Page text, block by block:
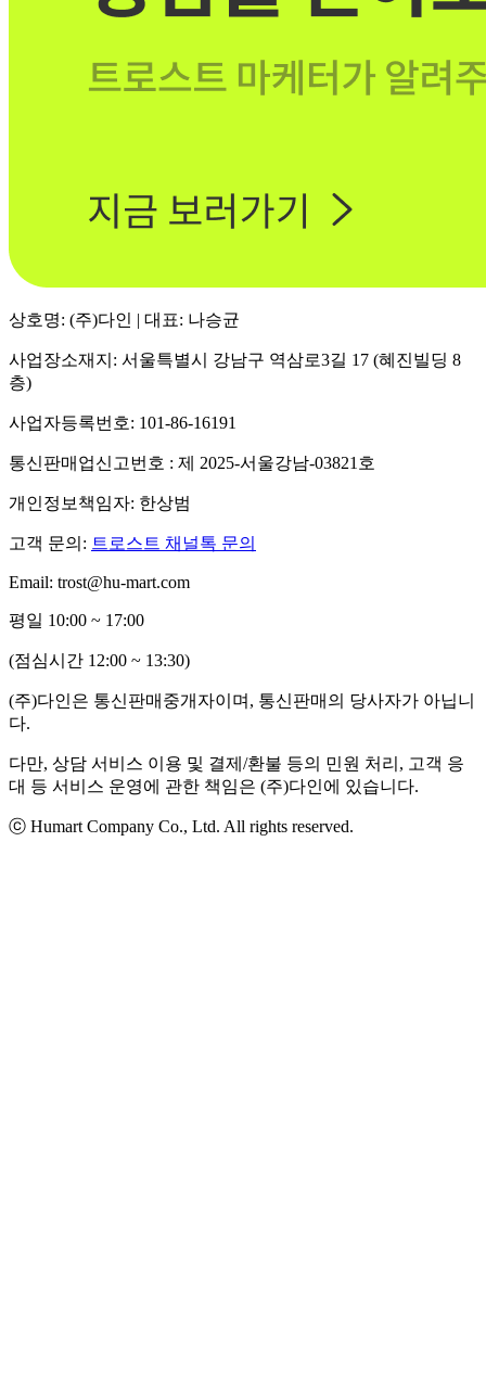
상호명: (주)다인 | 대표: 나승균
사업장소재지: 서울특별시 강남구 역삼로3길 17 (혜진빌딩 8
층)
사업자등록번호: 101-86-16191
통신판매업신고번호 : 제 2025-서울강남-03821호
개인정보책임자: 한상범
고객 문의: 트로스트 채널톡 문의
Email: trost@hu-mart.com
평일 10:00 ~ 17:00
(점심시간 12:00 ~ 13:30)
(주)다인은 통신판매중개자이며, 통신판매의 당사자가 아닙니
다.
다만, 상담 서비스 이용 및 결제/환불 등의 민원 처리, 고객 응
대 등 서비스 운영에 관한 책임은 (주)다인에 있습니다.
ⓒ Humart Company Co., Ltd. All rights reserved.